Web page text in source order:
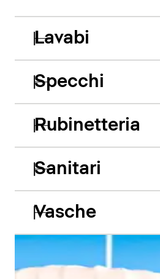
Lavabi
Specchi
Rubinetteria
Sanitari
Vasche